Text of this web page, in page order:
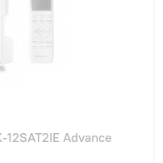
12SAT2IE Advance